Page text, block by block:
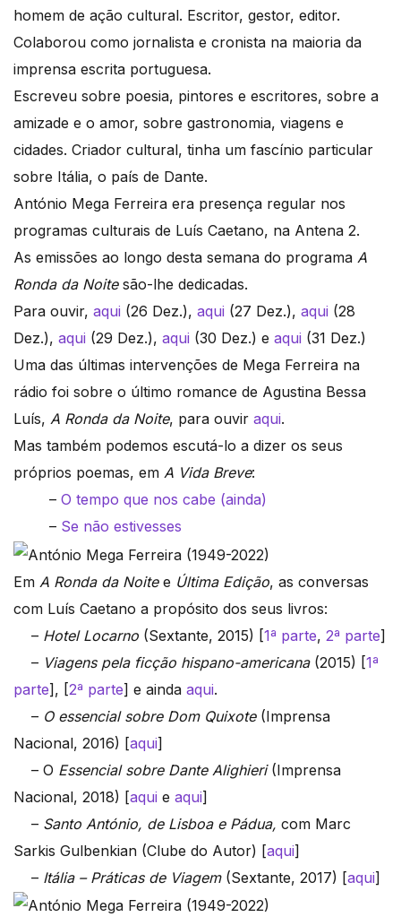
homem de ação cultural. Escritor, gestor, editor.
Colaborou como jornalista e cronista na maioria da
imprensa escrita portuguesa.
Escreveu sobre poesia, pintores e escritores, sobre a
amizade e o amor, sobre gastronomia, viagens e
cidades. Criador cultural, tinha um fascínio particular
sobre Itália, o país de Dante.
António Mega Ferreira era presença regular nos
programas culturais de Luís Caetano, na Antena 2.
As emissões ao longo desta semana do programa A
Ronda da Noitesão-lhe dedicadas.
Para ouvir, aqui (26 Dez.), aqui (27 Dez.), aqui (28
Dez.), aqui (29 Dez.), aqui (30 Dez.) e aqui (31 Dez.)
Uma das últimas intervenções de Mega Ferreira na
rádio foi sobre o último romance de Agustina Bessa
Luís, A Ronda da Noite, para ouvir aqui.
Mas também podemos escutá-lo a dizer os seus
próprios poemas, em A Vida Breve:
– O tempo que nos cabe (ainda)
– Se não estivesses
Em A Ronda da Noitee Última Edição, as conversas
com Luís Caetano a propósito dos seus livros:
– Hotel Locarno (Sextante, 2015) [1ª parte, 2ª parte]
– Viagens pela ficção hispano-americana(2015) [1ª
parte], [2ª parte] e ainda aqui.
– O essencial sobre Dom Quixote(Imprensa
Nacional, 2016) [aqui]
– O Essencial sobre Dante Alighieri (Imprensa
Nacional, 2018) [aqui e aqui]
– Santo António, de Lisboa e Pádua, com Marc
Sarkis Gulbenkian (Clube do Autor) [aqui]
– Itália – Práticas de Viagem (Sextante, 2017) [aqui]